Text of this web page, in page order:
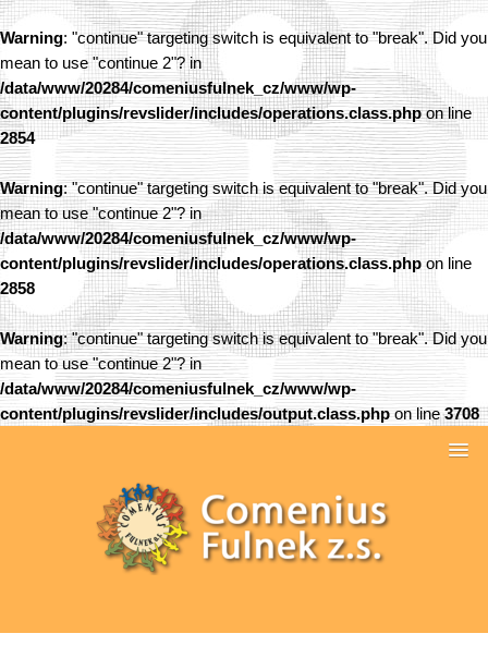
Warning: "continue" targeting switch is equivalent to "break". Did you
mean to use "continue 2"? in
/data/www/20284/comeniusfulnek_cz/www/wp-
content/plugins/revslider/includes/operations.class.phpon line
2854
Warning: "continue" targeting switch is equivalent to "break". Did you
mean to use "continue 2"? in
/data/www/20284/comeniusfulnek_cz/www/wp-
content/plugins/revslider/includes/operations.class.php on line
2858
Warning: "continue" targeting switch is equivalent to "break". Did you
mean to use "continue 2"? in
/data/www/20284/comeniusfulnek_cz/www/wp-
content/plugins/revslider/includes/output.class.php on line3708